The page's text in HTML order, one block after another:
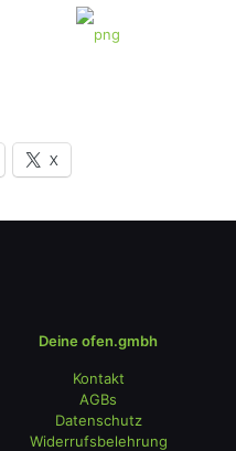
X
Deine ofen.gmbh
Kontakt
AGBs
Datenschutz
Widerrufsbelehrung